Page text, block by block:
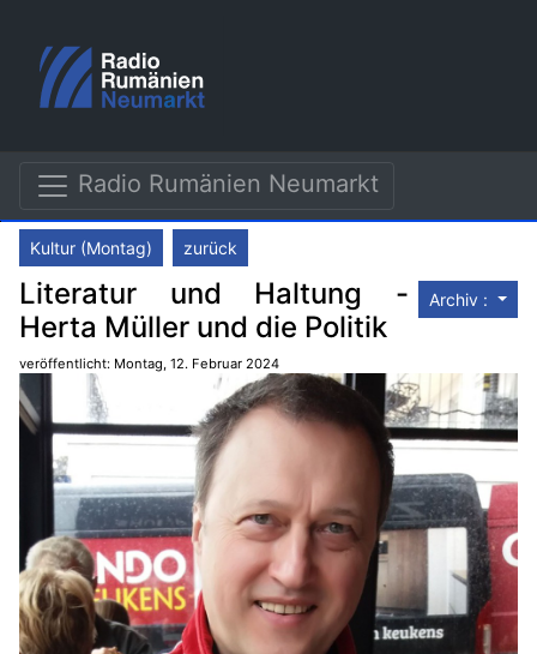
Radio Rumänien Neumarkt
Kultur (Montag) zurück
Archiv :
Literatur und Haltung -
Herta Müller und die Politik
veröffentlicht: Montag, 12. Februar 2024